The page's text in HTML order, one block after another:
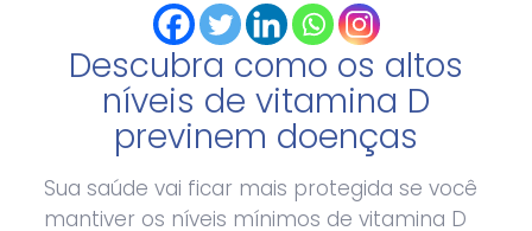
Descubra como os altos
níveis de vitamina D
previnem doenças
Sua saúde vai ficar mais protegida se você
mantiver os níveis mínimos de vitamina D